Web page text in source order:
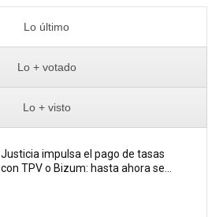
Lo último
Lo + votado
Lo + visto
Justicia impulsa el pago de tasas
con TPV o Bizum: hasta ahora se...